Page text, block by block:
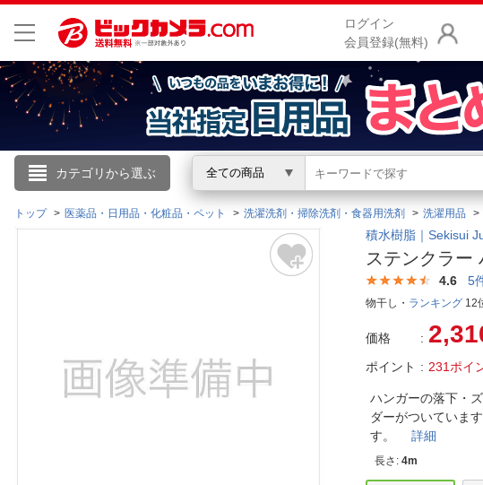
ログイン
会員登録(無料)
カテゴリから選ぶ 全ての商品
こんにちは
ログイン
閲覧履歴
ラ
カ
ご
トップ 医薬品・日用品・化粧品・ペット 洗濯洗剤・掃除洗剤・食器用洗剤 洗濯用品
積水樹脂｜Sekisui
ステンクラー
4.6 5
物干し・ ランキング 12
価格
ポイント
231ポイ
ハンガーの落下・
ダーがついていま
す。詳細
長さ :4m